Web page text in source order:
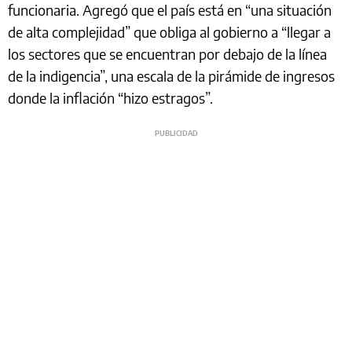
funcionaria. Agregó que el país está en “una situación
de alta complejidad” que obliga al gobierno a “llegar a
los sectores que se encuentran por debajo de la línea
de la indigencia”, una escala de la pirámide de ingresos
donde la inflación “hizo estragos”.